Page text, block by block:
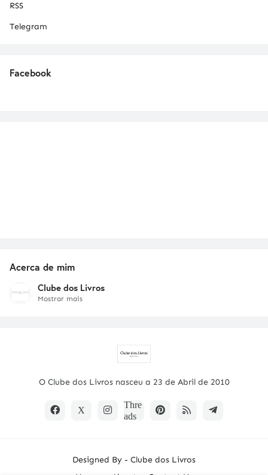
RSS
Telegram
Facebook
Acerca de mim
Clube dos Livros
Mostrar mais
O Clube dos Livros nasceu a 23 de Abril de 2010
Designed By - Clube dos Livros